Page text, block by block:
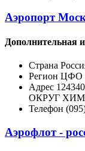
Аэропорт
Дополнительная
Страна
Регион ЦФО
Адрес
ОКРУГ
Телефон
Аэрофлот -